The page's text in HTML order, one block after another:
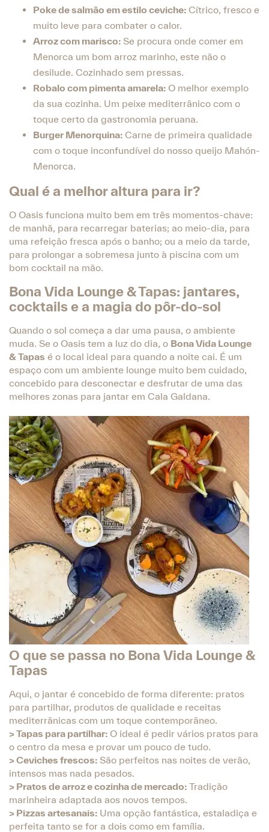
Poke de salmão em estilo ceviche: Cítrico, fresco e
muito leve para combater o calor.
Arroz com marisco: Se procura onde comer em
Menorca um bom arroz marinho, este não o
desilude. Cozinhado sem pressas.
Robalo com pimenta amarela: O melhor exemplo
da sua cozinha. Um peixe mediterrânico com o
toque certo da gastronomia peruana.
Burger Menorquina: Carne de primeira qualidade
com o toque inconfundível do nosso queijo Mahón-
Menorca.
Qual é a melhor altura para ir?
O Oasis funciona muito bem em três momentos-chave:
de manhã, para recarregar baterias; ao meio-dia, para
uma refeição fresca após o banho; ou a meio da tarde,
para prolongar a sobremesa junto à piscina com um
bom cocktail na mão.
Bona Vida Lounge & Tapas: jantares,
cocktails e a magia do pôr-do-sol
Quando o sol começa a dar uma pausa, o ambiente
muda. Se o Oasis tem a luz do dia, o Bona Vida Lounge
& Tapas é o local ideal para quando a noite cai. É um
espaço com um ambiente lounge muito bem cuidado,
concebido para desconectar e desfrutar de uma das
melhores zonas para jantar em Cala Galdana.
O que se passa no Bona Vida Lounge &
Tapas
Aqui, o jantar é concebido de forma diferente: pratos
para partilhar, produtos de qualidade e receitas
mediterrânicas com um toque contemporâneo.
> Tapas para partilhar: O ideal é pedir vários pratos para
o centro da mesa e provar um pouco de tudo.
> Ceviches frescos: São perfeitos nas noites de verão,
intensos mas nada pesados.
> Pratos de arroz e cozinha de mercado: Tradição
marinheira adaptada aos novos tempos.
> Pizzas artesanais: Uma opção fantástica, estaladiça e
perfeita tanto se for a dois como em família.